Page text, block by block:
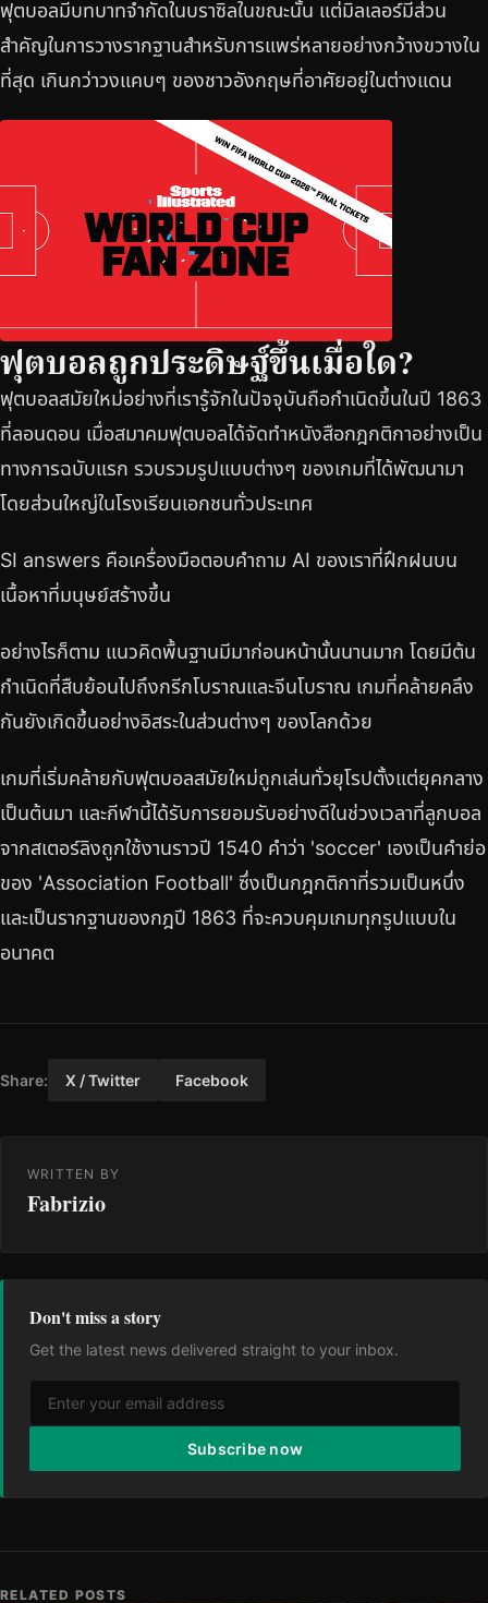
ฟุตบอลมีบทบาทจำกัดในบราซิลในขณะนั้น แต่มิลเลอร์มีส่วน
สำคัญในการวางรากฐานสำหรับการแพร่หลายอย่างกว้างขวางใน
ที่สุด เกินกว่าวงแคบๆ ของชาวอังกฤษที่อาศัยอยู่ในต่างแดน
ฟุตบอลถูกประดิษฐ์ขึ้นเมื่อใด?
ฟุตบอลสมัยใหม่อย่างที่เรารู้จักในปัจจุบันถือกำเนิดขึ้นในปี 1863
ที่ลอนดอน เมื่อสมาคมฟุตบอลได้จัดทำหนังสือกฎกติกาอย่างเป็น
ทางการฉบับแรก รวบรวมรูปแบบต่างๆ ของเกมที่ได้พัฒนามา
โดยส่วนใหญ่ในโรงเรียนเอกชนทั่วประเทศ
SI answers คือเครื่องมือตอบคำถาม AI ของเราที่ฝึกฝนบน
เนื้อหาที่มนุษย์สร้างขึ้น
อย่างไรก็ตาม แนวคิดพื้นฐานมีมาก่อนหน้านั้นนานมาก โดยมีต้น
กำเนิดที่สืบย้อนไปถึงกรีกโบราณและจีนโบราณ เกมที่คล้ายคลึง
กันยังเกิดขึ้นอย่างอิสระในส่วนต่างๆ ของโลกด้วย
เกมที่เริ่มคล้ายกับฟุตบอลสมัยใหม่ถูกเล่นทั่วยุโรปตั้งแต่ยุคกลาง
เป็นต้นมา และกีฬานี้ได้รับการยอมรับอย่างดีในช่วงเวลาที่ลูกบอล
จากสเตอร์ลิงถูกใช้งานราวปี 1540 คำว่า 'soccer' เองเป็นคำย่อ
ของ 'Association Football' ซึ่งเป็นกฎกติกาที่รวมเป็นหนึ่ง
และเป็นรากฐานของกฎปี 1863 ที่จะควบคุมเกมทุกรูปแบบใน
อนาคต
Share: X / Twitter Facebook
WRITTEN BY
Fabrizio
Don't miss a story
Get the latest news delivered straight to your inbox.
Subscribe now
RELATED POSTS